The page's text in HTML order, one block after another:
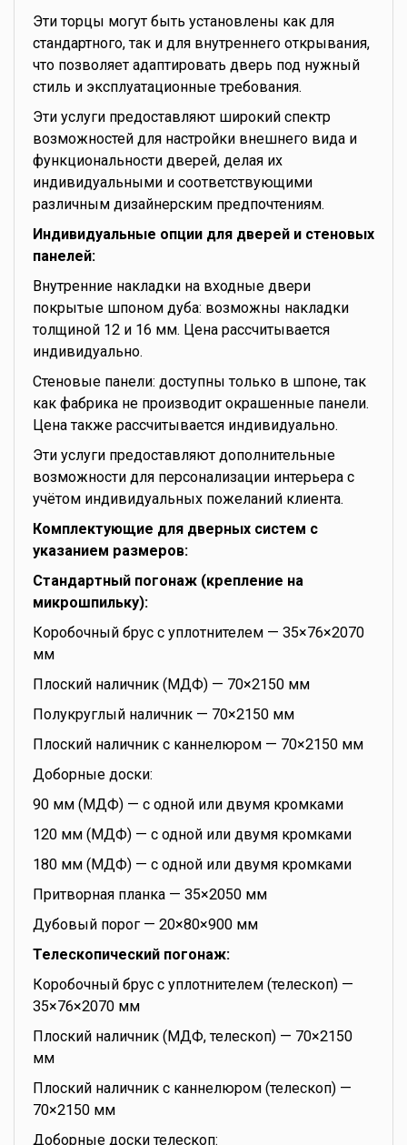
Эти торцы могут быть установлены как для
стандартного, так и для внутреннего открывания,
что позволяет адаптировать дверь под нужный
стиль и эксплуатационные требования.
Эти услуги предоставляют широкий спектр
возможностей для настройки внешнего вида и
функциональности дверей, делая их
индивидуальными и соответствующими
различным дизайнерским предпочтениям.
Индивидуальные опции для дверей и стеновых
панелей:
Внутренние накладки на входные двери
покрытые шпоном дуба: возможны накладки
толщиной 12 и 16 мм. Цена рассчитывается
индивидуально.
Стеновые панели: доступны только в шпоне, так
как фабрика не производит окрашенные панели.
Цена также рассчитывается индивидуально.
Эти услуги предоставляют дополнительные
возможности для персонализации интерьера с
учётом индивидуальных пожеланий клиента.
Комплектующие для дверных систем с
указанием размеров:
Стандартный погонаж (крепление на
микрошпильку):
Коробочный брус с уплотнителем — 35×76×2070
мм
Плоский наличник (МДФ) — 70×2150 мм
Полукруглый наличник — 70×2150 мм
Плоский наличник с каннелюром — 70×2150 мм
Доборные доски:
90 мм (МДФ) — с одной или двумя кромками
120 мм (МДФ) — с одной или двумя кромками
180 мм (МДФ) — с одной или двумя кромками
Притворная планка — 35×2050 мм
Дубовый порог — 20×80×900 мм
Телескопический погонаж:
Коробочный брус с уплотнителем (телескоп) —
35×76×2070 мм
Плоский наличник (МДФ, телескоп) — 70×2150
мм
Плоский наличник с каннелюром (телескоп) —
70×2150 мм
Доборные доски телескоп: